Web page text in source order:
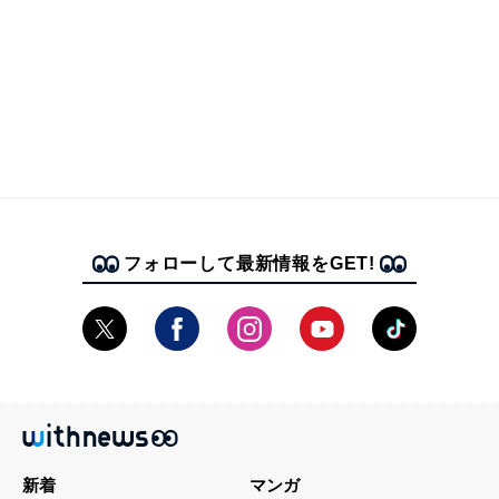
フォローして最新情報をGET!
新着 マンガ